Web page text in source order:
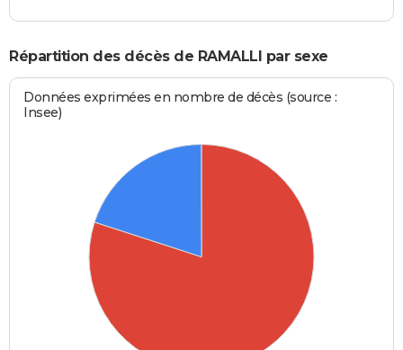
Répartition des décès de RAMALLI par sexe
Données exprimées en nombre de décès (source :
Insee)